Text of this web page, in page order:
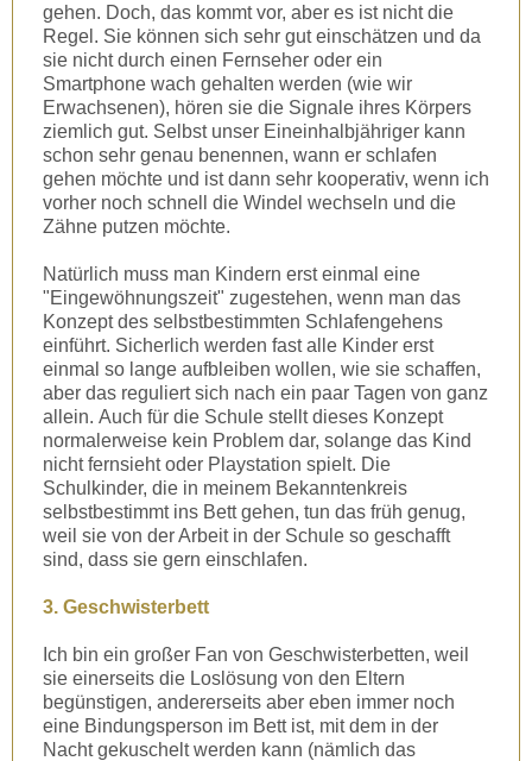
gehen. Doch, das kommt vor, aber es ist nicht die
Regel. Sie können sich sehr gut einschätzen und da
sie nicht durch einen Fernseher oder ein
Smartphone wach gehalten werden (wie wir
Erwachsenen), hören sie die Signale ihres Körpers
ziemlich gut. Selbst unser Eineinhalbjähriger kann
schon sehr genau benennen, wann er schlafen
gehen möchte und ist dann sehr kooperativ, wenn ich
vorher noch schnell die Windel wechseln und die
Zähne putzen möchte.
Natürlich muss man Kindern erst einmal eine
"Eingewöhnungszeit" zugestehen, wenn man das
Konzept des selbstbestimmten Schlafengehens
einführt. Sicherlich werden fast alle Kinder erst
einmal so lange aufbleiben wollen, wie sie schaffen,
aber das reguliert sich nach ein paar Tagen von ganz
allein. Auch für die Schule stellt dieses Konzept
normalerweise kein Problem dar, solange das Kind
nicht fernsieht oder Playstation spielt. Die
Schulkinder, die in meinem Bekanntenkreis
selbstbestimmt ins Bett gehen, tun das früh genug,
weil sie von der Arbeit in der Schule so geschafft
sind, dass sie gern einschlafen.
3. Geschwisterbett
Ich bin ein großer Fan von Geschwisterbetten, weil
sie einerseits die Loslösung von den Eltern
begünstigen, andererseits aber eben immer noch
eine Bindungsperson im Bett ist, mit dem in der
Nacht gekuschelt werden kann (nämlich das